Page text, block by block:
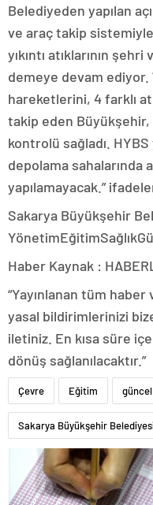
Belediyeden yapılan
ve araç takip
yıkıntı atıklarının
demeye devam ediyor.
hareketlerini, 4 farklı
takip eden Büyükşehir,
kontrolü sağladı. HYBS
depolama sahalarında
yapılamayacak.”
Sakarya Büyükşehir
Haber Kaynak :
“Yayınlanan tüm
yasal bildirimlerinizi
iletiniz. En kısa süre
dönüş sağlanılacaktır.”
Çevre Eğitim güncel
Sakarya Büyükşehir